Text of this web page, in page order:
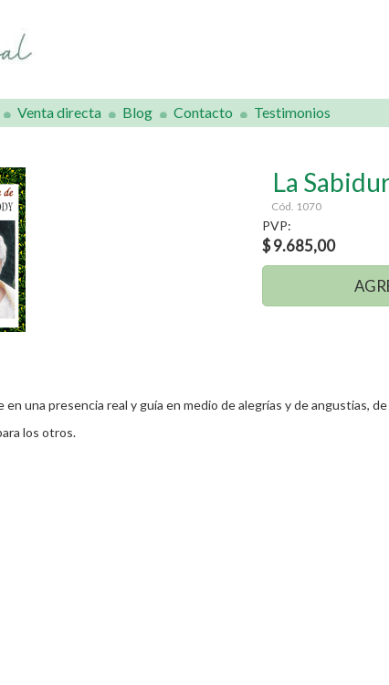
Venta directa Blog Contacto Testimonios
La
Cód. 1070
PVP:
$ 9.685,00
una presencia real y guía en medio de alegrías y de angustias,
los otros.